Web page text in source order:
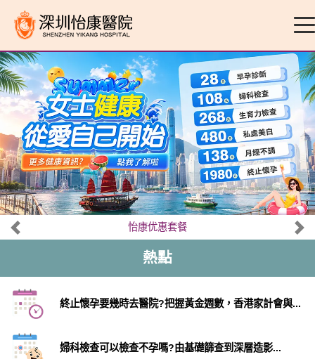
怡康优惠套餐
熱點
終止懷孕要幾時去醫院?把握黃金週數，香港家計會與...
婦科檢查可以檢查不孕嗎?由基礎篩查到深層造影...